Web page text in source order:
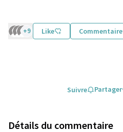
+9 Like Commentaire
Suivre Partager
Détails du commentaire